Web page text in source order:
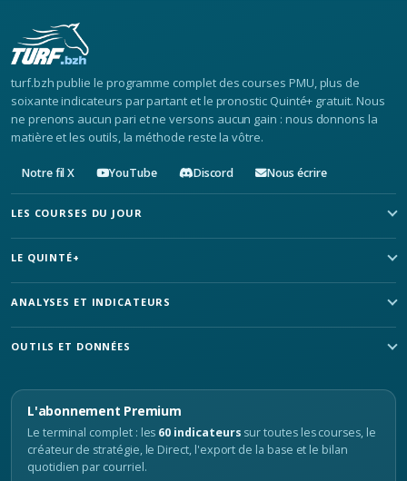
turf.bzh publie le programme complet des courses PMU, plus de
soixante indicateurs par partant et le pronostic Quinté+ gratuit. Nous
ne prenons aucun pari et ne versons aucun gain : nous donnons la
matière et les outils, la méthode reste la vôtre.
Notre fil X YouTube Discord Nous écrire
LES COURSES DU JOUR
LE QUINTÉ+
ANALYSES ET INDICATEURS
OUTILS ET DONNÉES
L'abonnement Premium
Le terminal complet : les 60 indicateurs sur toutes les courses, le
créateur de stratégie, le Direct, l'export de la base et le bilan
quotidien par courriel.